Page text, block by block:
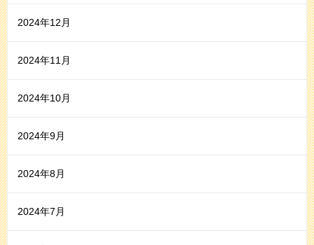
2024年12月
2024年11月
2024年10月
2024年9月
2024年8月
2024年7月